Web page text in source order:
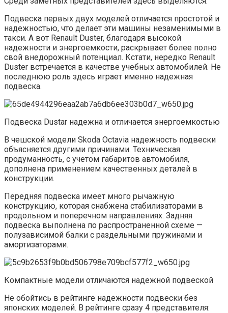
Подвеска первых двух моделей отличается простотой и
надежностью, что делает эти машины незаменимыми в
такси. А вот Renault Duster, благодаря высокой
надежности и энергоемкости, раскрывает более полно
свой внедорожный потенциал. Кстати, нередко Renault
Duster встречается в качестве учебных автомобилей. Не
последнюю роль здесь играет именно надежная
подвеска.
Подвеска Dustar надежна и отличается энергоемкостью
В чешской модели Skoda Octavia надежность подвески
объясняется другими причинами. Техническая
продуманность, с учетом габаритов автомобиля,
дополнена применением качественных деталей в
конструкции.
Передняя подвеска имеет много рычажную
конструкцию, которая снабжена стабилизаторами в
продольном и поперечном направлениях. Задняя
подвеска выполнена по распространенной схеме —
полузависимой балки с раздельными пружинами и
амортизаторами.
Компактные модели отличаются надежной подвеской
Не обойтись в рейтинге надежности подвески без
японских моделей. В рейтинге сразу 4 представителя: